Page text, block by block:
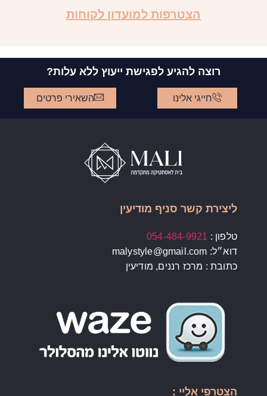
הצטרפות למועדון לקוחות
רוצה להגיע לפגישת ייעוץ ללא עלות?
חייגי אלינו השאירי פרטים
ליצירת קשר סניף מודיעין
טלפון : 054-484-9921
דוא״ל: malystyle@gmail.com
כתובת : מרכז רננים, מודיעין
הצטרפי אליי :